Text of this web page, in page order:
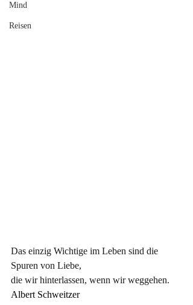
Mind
Reisen
Das einzig Wichtige im Leben sind die
Spuren von Liebe,
die wir hinterlassen, wenn wir weggehen.
Albert Schweitzer